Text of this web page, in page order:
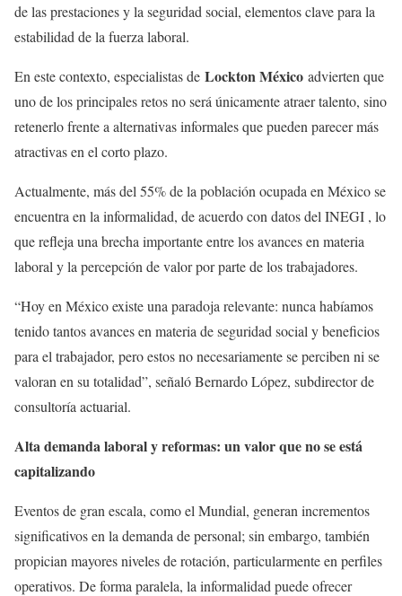
de las prestaciones y la seguridad social, elementos clave para la
estabilidad de la fuerza laboral.
En este contexto, especialistas de Lockton México advierten que
uno de los principales retos no será únicamente atraer talento, sino
retenerlo frente a alternativas informales que pueden parecer más
atractivas en el corto plazo.
Actualmente, más del 55% de la población ocupada en México se
encuentra en la informalidad, de acuerdo con datos del INEGI , lo
que refleja una brecha importante entre los avances en materia
laboral y la percepción de valor por parte de los trabajadores.
“Hoy en México existe una paradoja relevante: nunca habíamos
tenido tantos avances en materia de seguridad social y beneficios
para el trabajador, pero estos no necesariamente se perciben ni se
valoran en su totalidad”, señaló Bernardo López, subdirector de
consultoría actuarial.
Alta demanda laboral y reformas: un valor que no se está
capitalizando
Eventos de gran escala, como el Mundial, generan incrementos
significativos en la demanda de personal; sin embargo, también
propician mayores niveles de rotación, particularmente en perfiles
operativos. De forma paralela, la informalidad puede ofrecer